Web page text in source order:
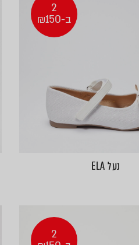
2
ב-₪150
נעל ELA
2